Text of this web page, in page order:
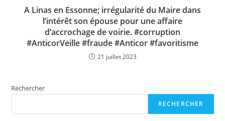
A Linas en Essonne; irrégularité du Maire dans
l’intérêt son épouse pour une affaire
d’accrochage de voirie. #corruption
#AnticorVeille #fraude #Anticor #favoritisme
21 juillet 2023
Rechercher
RECHERCHER